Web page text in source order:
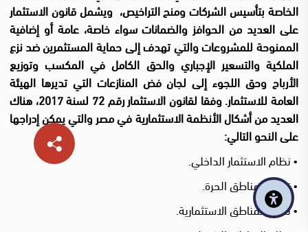
الخاصة بتأسيس الشركات ومنح التراخيص، ويشمل قانون الاستثمار
على العديد من الحوافز والضمانات سواء خاصة، عامة أو إضافية
الممنوحة للمشروعات والتي تهدف إلى حماية المستثمرين ضد نزع
الملكية والتسعير الإجباري والحق الكامل في المكسب وتوزيع
الأرباح وحق اللجوء إلى لجان فض المنازعات التي تديرها الهيئة
العامة للاستثمار.
وفقا لقانون الاستثمار رقم 72 لسنة 2017، هناك
العديد من أشكال الأنظمة الاستثمارية في مصر والتي يمكن إدراجها
على النحو التالي:
​• نظام الاستثمار الداخلي.
• نظام المناطق الحرة.
• نظام المناطق الاستثمارية.